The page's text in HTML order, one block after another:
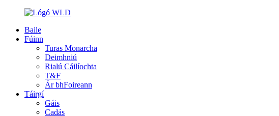
Baile
Fúinn
Turas Monarcha
Deimhniú
Rialú Cáilíochta
T&F
Ár bhFoireann
Táirgí
Gáis
Cadás